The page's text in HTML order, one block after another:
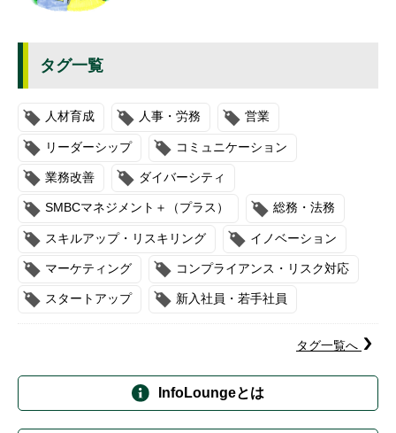
タグ一覧
人材育成 人事・労務 営業
リーダーシップ コミュニケーション
業務改善 ダイバーシティ
SMBCマネジメント＋（プラス） 総務・法務
スキルアップ・リスキリング イノベーション
マーケティング コンプライアンス・リスク対応
スタートアップ 新入社員・若手社員
タグ一覧へ
InfoLoungeとは